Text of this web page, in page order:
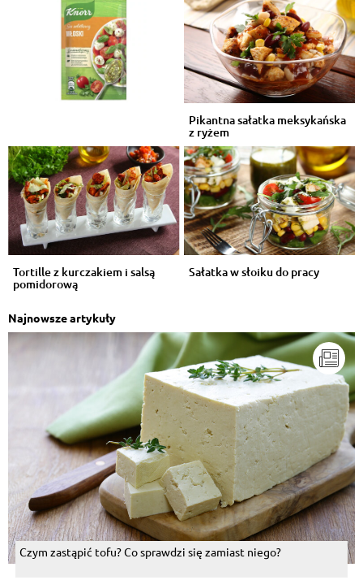
Pikantna sałatka meksykańska
z ryżem
Tortille z kurczakiem i salsą
pomidorową
Sałatka w słoiku do pracy
Najnowsze artykuły
Czym zastąpić tofu? Co sprawdzi się zamiast niego?